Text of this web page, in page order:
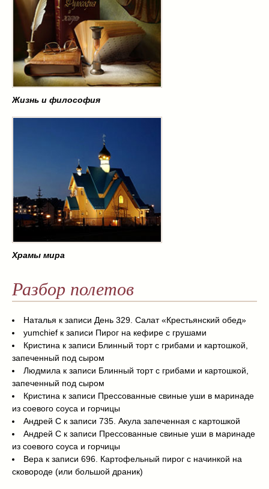
Жизнь и философия
Храмы мира
Разбор полетов
Наталья к записи День 329. Салат «Крестьянский обед»
yumchief к записи Пирог на кефире с грушами
Кристина к записи Блинный торт с грибами и картошкой,
запеченный под сыром
Людмила к записи Блинный торт с грибами и картошкой,
запеченный под сыром
Кристина к записи Прессованные свиные уши в маринаде
из соевого соуса и горчицы
Андрей С к записи 735. Акула запеченная с картошкой
Андрей С к записи Прессованные свиные уши в маринаде
из соевого соуса и горчицы
Вера к записи 696. Картофельный пирог с начинкой на
сковороде (или большой драник)